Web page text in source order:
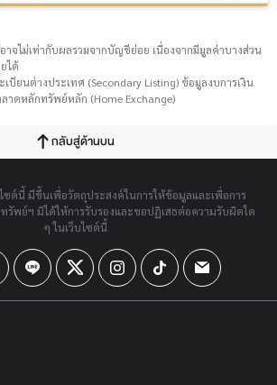
จไม่เท่ากับผลรวมจากบัญชีย่อย เนื่องจากมีมูลค่าบางส่วน
ได้
ยนต่างประเทศ (Secondary Listing) ข้อมูลงบการเงิน
าดหลักทรัพย์หลัก (Home Exchange)
กลับสู่ด้านบน
ซต์นี้ มีขึ้นเพื่อวัตถุประสงค์ในการให้ข้อมูลและเพื่อการ
รัพย์ฯ มิได้ให้การรับรองและขอปฏิเสธต่อความรับผิดใด
ๆ ในเว็บไซต์นี้